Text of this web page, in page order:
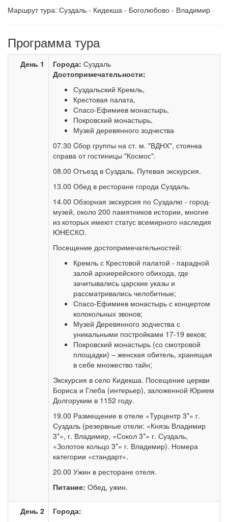
Маршрут тура: Суздаль - Кидекша - Боголюбово - Владимир
Программа тура
День 1 Города: Суздаль
Достопримечательности:
Суздальский Кремль,
Крестовая палата,
Спасо-Ефимиев монастырь,
Покровский монастырь,
Музей деревянного зодчества
07.30 Cбор группы на ст. м. "ВДНХ", стоянка
справа от гостиницы "Космос".
08.00 Отъезд в Суздаль. Путевая экскурсия.
13.00 Обед в ресторане города Суздаль.
14.00 Обзорная экскурсия по Суздалю - город-
музей, около 200 памятников истории, многие
из которых имеют статус всемирного наследия
ЮНЕСКО.
Посещение достопримечательностей:
Кремль с Крестовой палатой - парадной
залой архиерейского обихода, где
зачитывались царские указы и
рассматривались челобитные;
Спасо-Ефимиев монастырь с концертом
колокольных звонов;
Музей Деревянного зодчества с
уникальными постройками 17-19 веков;
Покровский монастырь (со смотровой
площадки) – женская обитель, хранящая
в себе множество тайн;
Экскурсия в село Кидекша. Посещение церкви
Бориса и Глеба (интерьер), заложенной Юрием
Долгоруким в 1152 году.
19.00 Размещение в отеле «Турцентр 3*» г.
Суздаль (резервные отели: «Князь Владимир
3*», г. Владимир, «Сокол 3*» г. Суздаль,
«Золотое кольцо 3*» г. Владимир). Номера
категории «стандарт».
20.00 Ужин в ресторане отеля.
Питание: Обед, ужин.
День 2
Города: